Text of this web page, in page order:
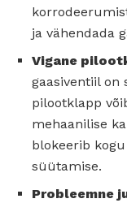
ja vähendada
Vigane
gaasiventiil on
pilootklapp
mehaanilise
blokeerib
süütamise.
Probleemne